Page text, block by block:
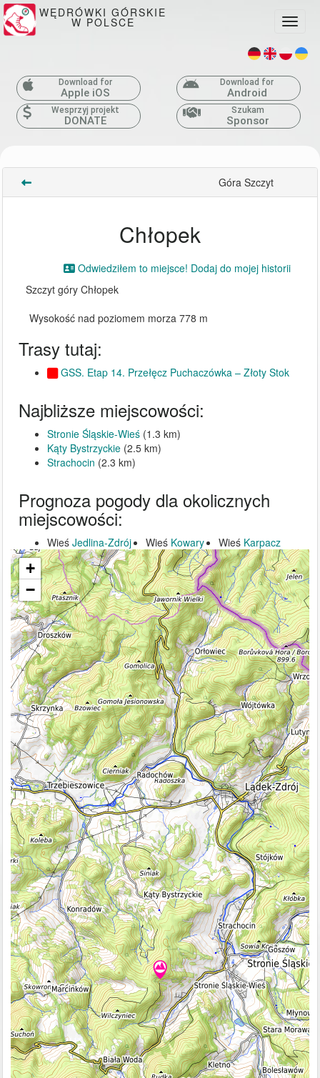
WĘDRÓWKI GÓRSKIE
W POLSCE
Download for
Apple iOS
Download for
Android
Wesprzyj projekt
DONATE
Szukam
Sponsor
Góra Szczyt
Chłopek
Odwiedziłem to miejsce! Dodaj do mojej historii
Szczyt góry Chłopek
Wysokość nad poziomem morza 778 m
Trasy tutaj:
GSS. Etap 14. Przełęcz Puchaczówka – Złoty Stok
Najbliższe miejscowości:
Stronie Śląskie-Wieś (1.3 km)
Kąty Bystrzyckie (2.5 km)
Strachocin (2.3 km)
Prognoza pogody dla okolicznych
miejscowości:
Wieś Jedlina-Zdrój Wieś Kowary Wieś Karpacz
+
−